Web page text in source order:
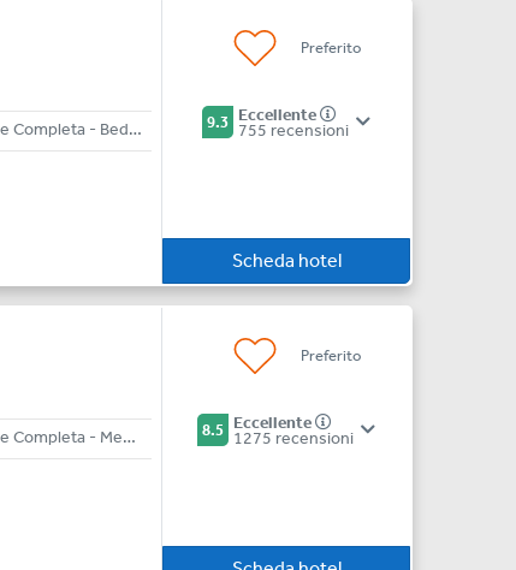
All Inclusive - Pensione Completa - Bed & Breakfast
Preferito
9.3 Eccellente
755 recensioni
Scheda hotel
All Inclusive - Pensione Completa - Mezza Pensione - Bed & Breakfast
Preferito
8.5 Eccellente
1275 recensioni